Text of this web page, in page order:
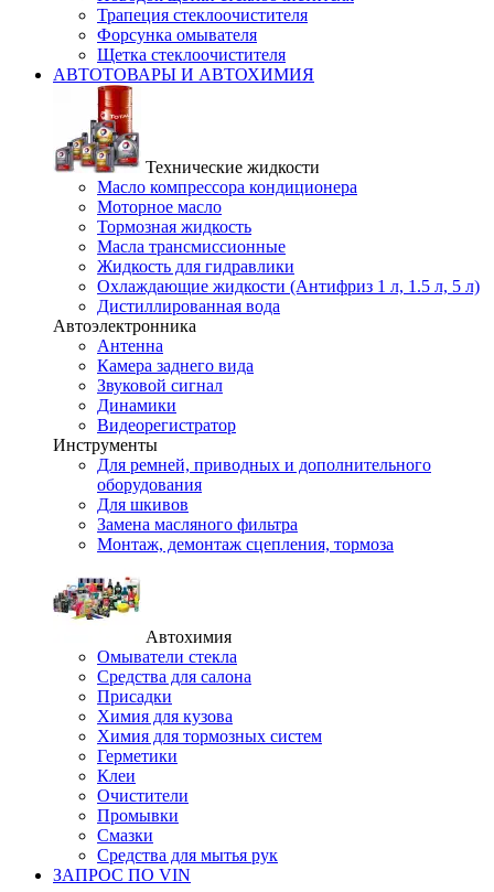
Трапеция стеклоочистителя
Форсунка омывателя
Щетка стеклоочистителя
АВТОТОВАРЫ И АВТОХИМИЯ
Технические жидкости
Масло компрессора кондиционера
Моторное масло
Тормозная жидкость
Масла трансмиссионные
Жидкость для гидравлики
Охлаждающие жидкости (Антифриз 1 л, 1.5 л, 5 л)
Дистиллированная вода
Автоэлектронника
Антенна
Камера заднего вида
Звуковой сигнал
Динамики
Видеорегистратор
Инструменты
Для ремней, приводных и дополнительного
оборудования
Для шкивов
Замена масляного фильтра
Монтаж, демонтаж сцепления, тормоза
Автохимия
Омыватели стекла
Средства для салона
Присадки
Химия для кузова
Химия для тормозных систем
Герметики
Клеи
Очистители
Промывки
Смазки
Средства для мытья рук
ЗАПРОС ПО VIN